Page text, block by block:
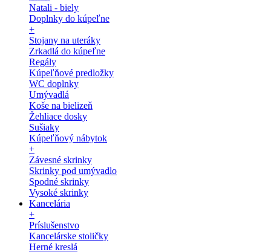
Natali - biely
Doplnky do kúpeľne
+
Stojany na uteráky
Zrkadlá do kúpeľne
Regály
Kúpeľňové predložky
WC doplnky
Umývadlá
Koše na bielizeň
Žehliace dosky
Sušiaky
Kúpeľňový nábytok
+
Závesné skrinky
Skrinky pod umývadlo
Spodné skrinky
Vysoké skrinky
Kancelária
+
Príslušenstvo
Kancelárske stoličky
Herné kreslá